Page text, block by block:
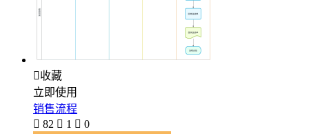
收藏
立即使用
销售流程
 82  1  0